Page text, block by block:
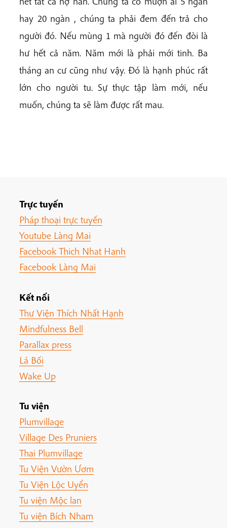
hay 20 ngàn , chúng ta phải đem đến trả cho
người đó. Nếu mùng 1 mà người đó đến đòi là
hư hết cả năm. Năm mới là phải mới tinh. Ba
tháng an cư cũng như vậy. Đó là hạnh phúc rất
lớn cho người tu. Sự thực tập làm mới, nếu
muốn, chúng ta sẽ làm được rất mau.
Trực tuyến
Pháp thoại trực tuyến
Youtube Làng Mai
Facebook Thich Nhat Hanh
Facebook Làng Mai
Kết nối
Thư Viện Thích Nhất Hạnh
Mindfulness Bell
Parallax press
Lá Bối
Wake Up
Tu viện
Plumvillage
Village Des Pruniers
Thai Plumvillage
Tu Viện Vườn Ươm
Tu Viện Lộc Uyển
Tu viện Mộc lan
Tu viện Bích Nham